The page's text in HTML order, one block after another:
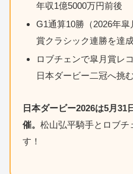
年収1億5000万円前後
G1通算10勝（2026年
賞クラシック連勝を達
ロブチェンで皐月賞レ
日本ダービー二冠へ挑む
日本ダービー2026は5月31
催。 松山弘平騎手とロブ
す！